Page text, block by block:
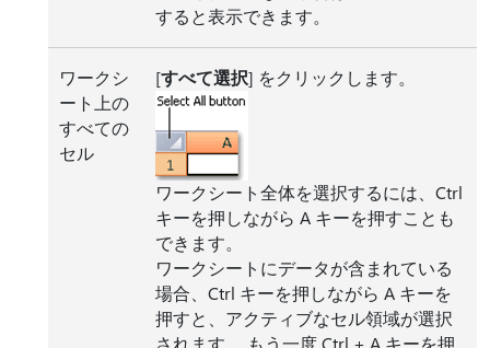
すると表示できます。
ワークシ
ート上の
すべての
セル
[すべて選択] をクリックします。
ワークシート全体を選択するには、Ctrl
キーを押しながら A キーを押すことも
できます。
ワークシートにデータが含まれている
場合、Ctrl キーを押しながら A キーを
押すと、アクティブなセル領域が選択
されます。 もう一度 Ctrl + A キーを押